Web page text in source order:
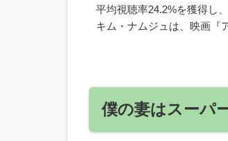
平均視聴率24.2%を獲得し
キム・ナムジュは、映画『
僕の妻はスーパ